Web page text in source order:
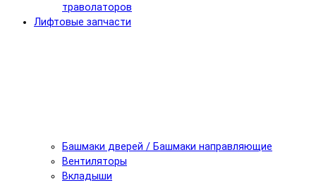
траволаторов
Лифтовые запчасти
Башмаки дверей / Башмаки направляющие
Вентиляторы
Вкладыши